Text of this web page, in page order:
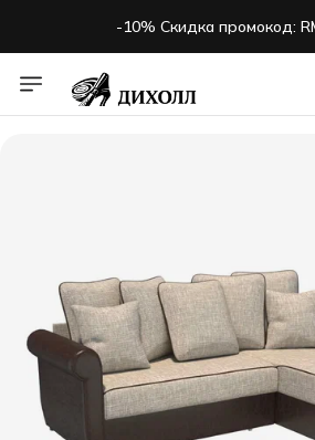
-10% Скидка промокод: